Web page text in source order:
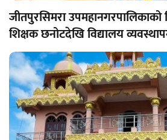
जीतपुरसिमरा
शिक्षक छनोटदेखि विद्यालय
लागू